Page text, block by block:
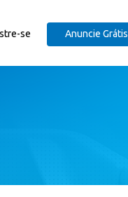
se Anuncie Grátis